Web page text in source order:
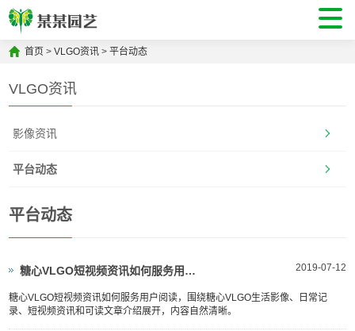
首页 >VLGO资讯 >平台动态
VLGO资讯
影像资讯
平台动态
平台动态
2019-07-12
糖心VLGO短视频资讯如何服务用户阅读
糖心VLGO短视频资讯如何服务用户阅读，围绕糖心VLGO生活影像、日常记
录、短视频资讯和可读文章介绍展开，内容自然清晰。